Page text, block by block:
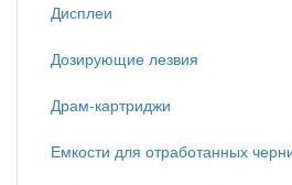
Дисплеи
Дозирующие лезвия
Драм-картриджи
Емкости для отработанных